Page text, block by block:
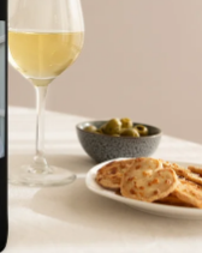
navn, et
i hendes hjerte.
kærlighed i